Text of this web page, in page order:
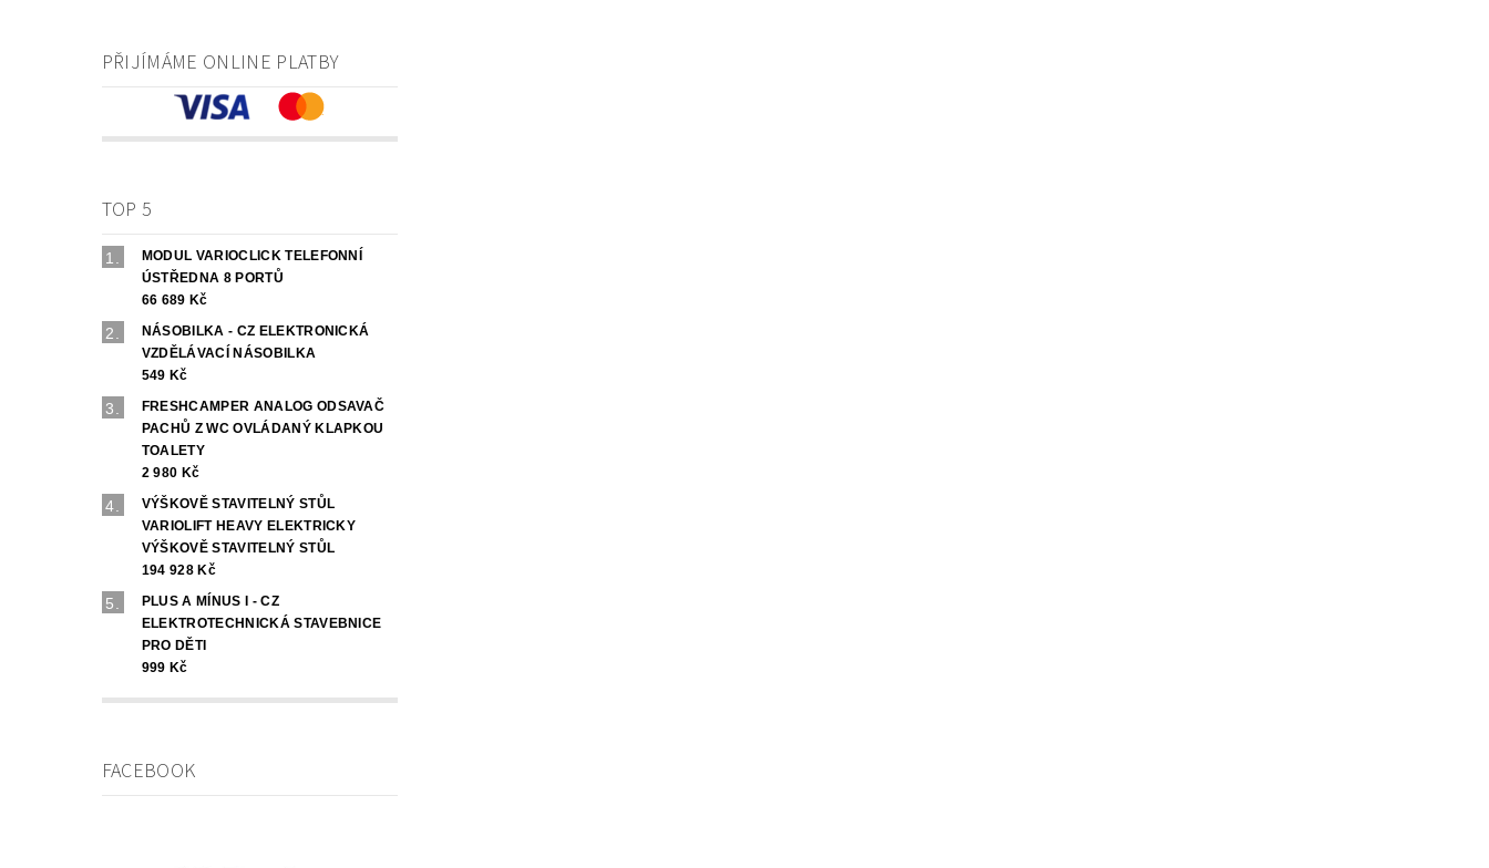
PŘIJÍMÁME ONLINE PLATBY
TOP 5
MODUL VARIOCLICK TELEFONNÍ
ÚSTŘEDNA 8 PORTŮ
66 689 Kč
NÁSOBILKA - CZ ELEKTRONICKÁ
VZDĚLÁVACÍ NÁSOBILKA
549 Kč
FRESHCAMPER ANALOG ODSAVAČ
PACHŮ Z WC OVLÁDANÝ KLAPKOU
TOALETY
2 980 Kč
VÝŠKOVĚ STAVITELNÝ STŮL
VARIOLIFT HEAVY ELEKTRICKY
VÝŠKOVĚ STAVITELNÝ STŮL
194 928 Kč
PLUS A MÍNUS I - CZ
ELEKTROTECHNICKÁ STAVEBNICE
PRO DĚTI
999 Kč
FACEBOOK